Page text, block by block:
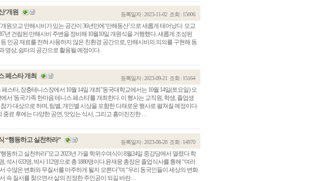
’개원 등록일자 : 2023-11-02 조회 : 15006
원모교 만해시비가 있는 공간이 36년만에‘만해동산’으로 새롭게 태어났다. 모교
년 건립된 만해시비 주변을 정비해 10월10일 개원식을 거행했다. 새롭게 조성된
인공 재료를 전혀 사용하지 않은 친환경 공간으로, 만해시비의 의의를 구현해 동
명상, 쉼터의 공간으로 활용될 예정이다.
페스타 개최 등록일자 : 2023-09-21 조회 : 15164
스타, 장충테니스장에서 10월 14일 개최"동국대학교에서는 10월 14일(토요일) 오
서 '동국가족 한마음 테니스 페스타'를 개최한다. 이 행사는 교직원, 학생, 졸업생
가 대상으로 하며, 팀별, 개인별 시상을 포함한 다채로운 행사로 펼쳐질 예정이다.
종료 후에는 다양한 공연, 맛있는 식사, 그리고 흥미진진한 . . .
“행동하고 실천하라” 등록일자 : 2023-08-28 조회 : 14970
동하고 실천하라”모교 2023년 가을 학위수여식이 8월24일 중강당에서 열렸다.학
, 석사 633명, 박사 112명으로 총 1880명이다.윤재웅 총장은 졸업식사를 통해 “여러
수많은 변화와 무질서를 마주하게 될지 모른다”며 “우리 동국인들이 세상의 변화
속 질서를 찾으면서 삶의 진정한 주인공이 되길 바란. . .